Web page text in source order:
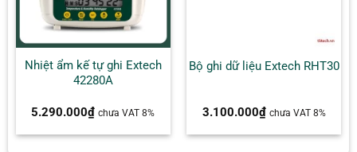
Nhiệt ẩm kế tự ghi Extech
42280A
5.290.000₫ chưa VAT 8%
Bộ ghi dữ liệu Extech RHT30
3.100.000₫ chưa VAT 8%